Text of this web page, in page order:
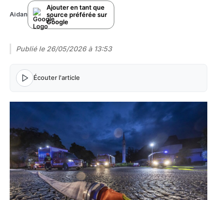
Aidan
Ajouter en tant que
source préférée sur
Google
Publié le 26/05/2026 à 13:53
Écouter l'article